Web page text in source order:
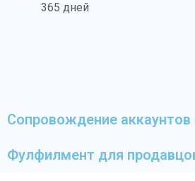
365 дней
Сопровождение аккаунтов
Фулфилмент для